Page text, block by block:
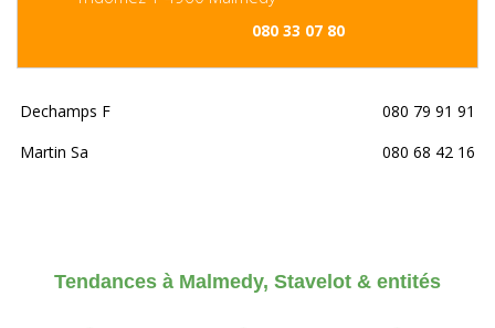
080 33 07 80
Dechamps F
080 79 91 91
Martin Sa
080 68 42 16
Tendances à Malmedy, Stavelot & entités